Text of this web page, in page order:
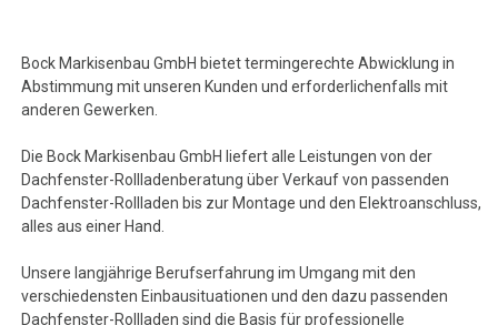
Bock Markisenbau GmbH bietet termingerechte Abwicklung in
Abstimmung mit unseren Kunden und erforderlichenfalls mit
anderen Gewerken.
Die Bock Markisenbau GmbH liefert alle Leistungen von der
Dachfenster-Rollladenberatung über Verkauf von passenden
Dachfenster-Rollladen bis zur Montage und den Elektroanschluss,
alles aus einer Hand.
Unsere langjährige Berufserfahrung im Umgang mit den
verschiedensten Einbausituationen und den dazu passenden
Dachfenster-Rollladen sind die Basis für professionelle